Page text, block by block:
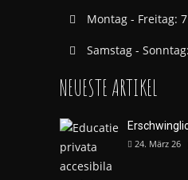
Montag - Freitag:
Samstag -
NEUESTE ARTIKEL
24. März 26